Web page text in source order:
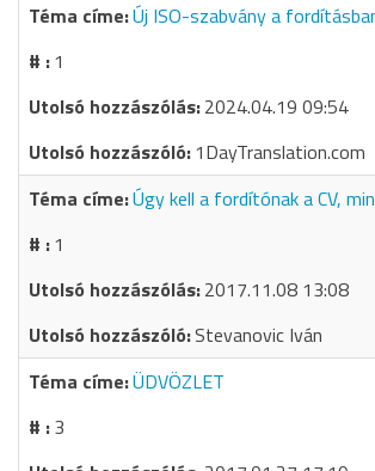
Új ISO-szabvány a
1
2024.04.19 09:54
1DayTranslation.com
Úgy kell a fordítónak a CV,
1
2017.11.08 13:08
Stevanovic Iván
ÜDVÖZLET
3